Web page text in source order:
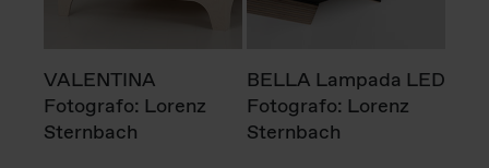
VALENTINA
Fotografo: Lorenz
Sternbach
BELLA Lampada LED
Fotografo: Lorenz
Sternbach